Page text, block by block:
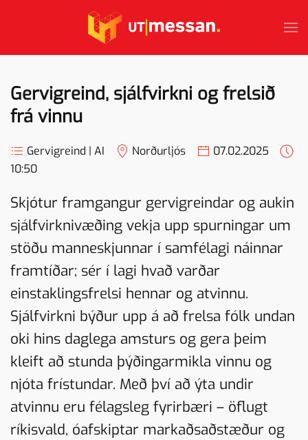
Skip to main content
Gervigreind, sjálfvirkni og frelsið
frá vinnu
Gervigreind | AI Norðurljós
07.02.2025
10:50
Skjótur framgangur gervigreindar og aukin
sjálfvirknivæðing vekja upp spurningar um
stöðu manneskjunnar í samfélagi náinnar
framtíðar; sér í lagi hvað varðar
einstaklingsfrelsi hennar og atvinnu.
Sjálfvirkni býður upp á að frelsa fólk undan
oki hins daglega amsturs og gera þeim
kleift að stunda þýðingarmikla vinnu og
njóta frístundar. Með því að ýta undir
atvinnu eru félagsleg fyrirbæri – öflugt
ríkisvald, óafskiptar markaðsaðstæður og